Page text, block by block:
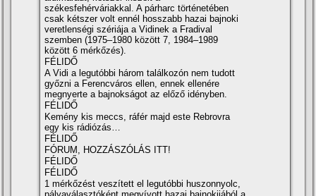
székesfehérváriakkal. A párharc történetében
csak kétszer volt ennél hosszabb hazai bajnoki
veretlenségi szériája a Vidinek a Fradival
szemben (1975–1980 között 7, 1984–1989
között 6 mérkőzés).
FÉLIDŐ
A Vidi a legutóbbi három találkozón nem tudott
győzni a Ferencváros ellen, ennek ellenére
megnyerte a bajnokságot az előző idényben.
FÉLIDŐ
Kemény kis meccs, ráfér majd este Rebrovra
egy kis rádiózás…
FÉLIDŐ
FÓRUM, HOZZÁSZÓLÁS ITT!
FÉLIDŐ
FÉLIDŐ
1 mérkőzést veszí­tett el legutóbbi huszonnyolc,